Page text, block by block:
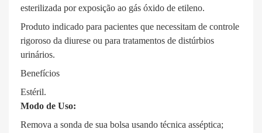
esterilizada por exposição ao gás óxido de etileno.
Produto indicado para pacientes que necessitam de controle
rigoroso da diurese ou para tratamentos de distúrbios
urinários.
Benefícios
Estéril.
Modo de Uso:
Remova a sonda de sua bolsa usando técnica asséptica;